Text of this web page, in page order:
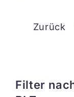
Zurück
Filter